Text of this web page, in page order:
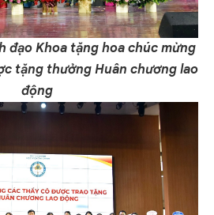
đạo Khoa tặng hoa chúc mừng
tặng thưởng Huân chương lao
động